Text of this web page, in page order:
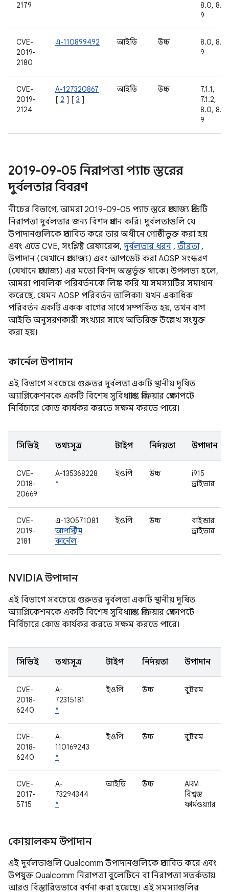
2179
8.0, 8.1,
9
CVE-
2019-
2180
এ-110899492 আইডি উচ্চ
8.0, 8.1,
9
CVE-
2019-
2124
A-127320867
[ 2 ] [ 3 ]
আইডি উচ্চ
7.1.1,
7.1.2,
8.0, 8.1,
9
2019-09-05 নিরাপত্তা প্যাচ স্তরের
দুর্বলতার বিবরণ
নীচের বিভাগে, আমরা 2019-09-05 প্যাচ স্তরে প্রযোজ্য প্রতিটি
নিরাপত্তা দুর্বলতার জন্য বিশদ প্রদান করি। দুর্বলতাগুলি যে
উপাদানগুলিকে প্রভাবিত করে তার অধীনে গোষ্ঠীভুক্ত করা হয়
এবং এতে CVE, সংশ্লিষ্ট রেফারেন্স, দুর্বলতার ধরন , তীব্রতা,
উপাদান (যেখানে প্রযোজ্য) এবং আপডেট করা AOSP সংস্করণ
(যেখানে প্রযোজ্য) এর মতো বিশদ অন্তর্ভুক্ত থাকে। উপলভ্য হলে,
আমরা পাবলিক পরিবর্তনকে লিঙ্ক করি যা সমস্যাটির সমাধান
করেছে, যেমন AOSP পরিবর্তন তালিকা। যখন একাধিক
পরিবর্তন একটি একক বাগের সাথে সম্পর্কিত হয়, তখন বাগ
আইডি অনুসরণকারী সংখ্যার সাথে অতিরিক্ত উল্লেখ সংযুক্ত
করা হয়।
কার্নেল উপাদান
এই বিভাগে সবচেয়ে গুরুতর দুর্বলতা একটি স্থানীয় দূষিত
অ্যাপ্লিকেশনকে একটি বিশেষ সুবিধাপ্রাপ্ত প্রক্রিয়ার প্রেক্ষাপটে
নির্বিচারে কোড কার্যকর করতে সক্ষম করতে পারে।
সিভিই তথ্যসূত্র টাইপ নির্দয়তা উপাদান
CVE-
2018-
20669
A-135368228
*
ইওপি উচ্চ
i915
ড্রাইভার
CVE-
2019-
2181
এ-130571081
আপস্ট্রিম
কার্নেল
ইওপি উচ্চ
বাইন্ডার
ড্রাইভার
NVIDIA উপাদান
এই বিভাগে সবচেয়ে গুরুতর দুর্বলতা একটি স্থানীয় দূষিত
অ্যাপ্লিকেশনকে একটি বিশেষ সুবিধাপ্রাপ্ত প্রক্রিয়ার প্রেক্ষাপটে
নির্বিচারে কোড কার্যকর করতে সক্ষম করতে পারে।
সিভিই তথ্যসূত্র টাইপ নির্দয়তা উপাদান
CVE-
2018-
6240
A-
72315181
*
ইওপি উচ্চ বুটরম
CVE-
2018-
6240
A-
110169243
*
ইওপি উচ্চ বুটরম
CVE-
2017-
5715
A-
73294344
*
আইডি উচ্চ
ARM
বিশ্বস্ত
ফার্মওয়্যার
কোয়ালকম উপাদান
এই দুর্বলতাগুলি Qualcomm উপাদানগুলিকে প্রভাবিত করে এবং
উপযুক্ত Qualcomm নিরাপত্তা বুলেটিনে বা নিরাপত্তা সতর্কতায়
আরও বিস্তারিতভাবে বর্ণনা করা হয়েছে। এই সমস্যাগুলির